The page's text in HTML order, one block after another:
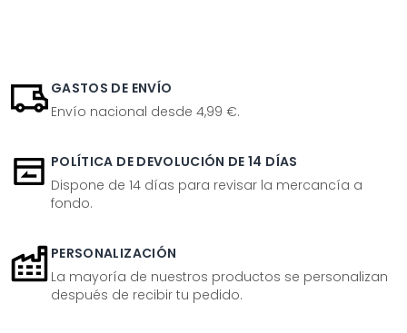
GASTOS DE ENVÍO
Envío nacional desde 4,99 €.
POLÍTICA DE DEVOLUCIÓN DE 14 DÍAS
Dispone de 14 días para revisar la mercancía a
fondo.
PERSONALIZACIÓN
La mayoría de nuestros productos se personalizan
después de recibir tu pedido.